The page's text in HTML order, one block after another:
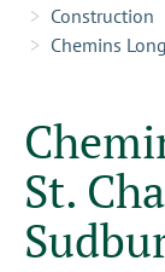
Construction
Chemins
St.